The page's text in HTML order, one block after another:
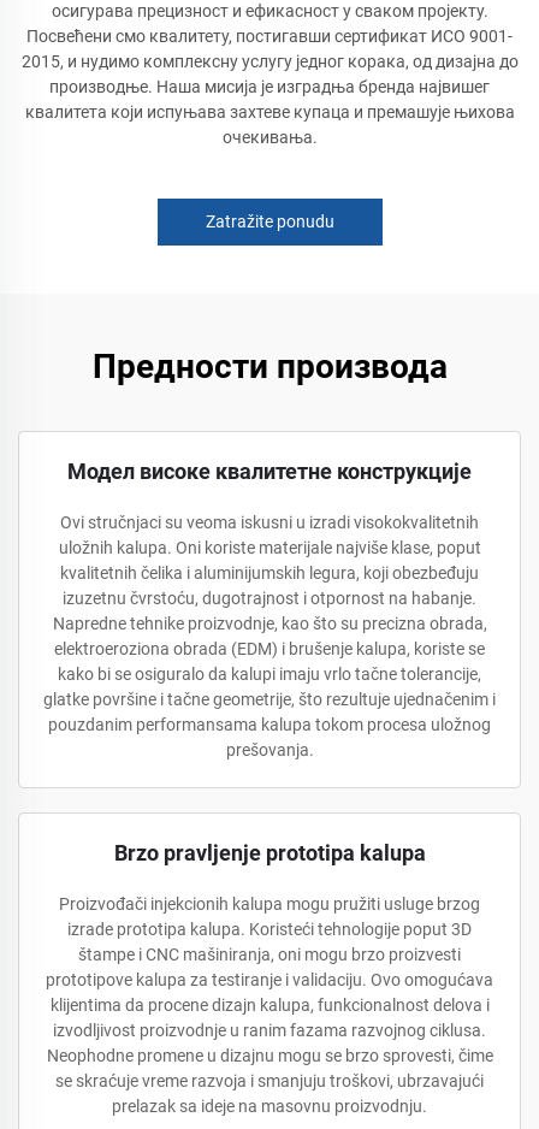
осигурава прецизност и ефикасност у сваком пројекту.
Посвећени смо квалитету, постигавши сертификат ИСО 9001-
2015, и нудимо комплексну услугу једног корака, од дизајна до
производње. Наша мисија је изградња бренда највишег
квалитета који испуњава захтеве купаца и премашује њихова
очекивања.
Zatražite ponudu
Предности производа
Модел високе квалитетне конструкције
Ovi stručnjaci su veoma iskusni u izradi visokokvalitetnih
uložnih kalupa. Oni koriste materijale najviše klase, poput
kvalitetnih čelika i aluminijumskih legura, koji obezbeđuju
izuzetnu čvrstoću, dugotrajnost i otpornost na habanje.
Napredne tehnike proizvodnje, kao što su precizna obrada,
elektroeroziona obrada (EDM) i brušenje kalupa, koriste se
kako bi se osiguralo da kalupi imaju vrlo tačne tolerancije,
glatke površine i tačne geometrije, što rezultuje ujednačenim i
pouzdanim performansama kalupa tokom procesa uložnog
prešovanja.
Brzo pravljenje prototipa kalupa
Proizvođači injekcionih kalupa mogu pružiti usluge brzog
izrade prototipa kalupa. Koristeći tehnologije poput 3D
štampe i CNC mašiniranja, oni mogu brzo proizvesti
prototipove kalupa za testiranje i validaciju. Ovo omogućava
klijentima da procene dizajn kalupa, funkcionalnost delova i
izvodljivost proizvodnje u ranim fazama razvojnog ciklusa.
Neophodne promene u dizajnu mogu se brzo sprovesti, čime
se skraćuje vreme razvoja i smanjuju troškovi, ubrzavajući
prelazak sa ideje na masovnu proizvodnju.